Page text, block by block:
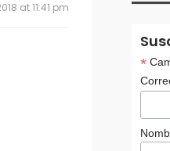
at 11:41 pm
*